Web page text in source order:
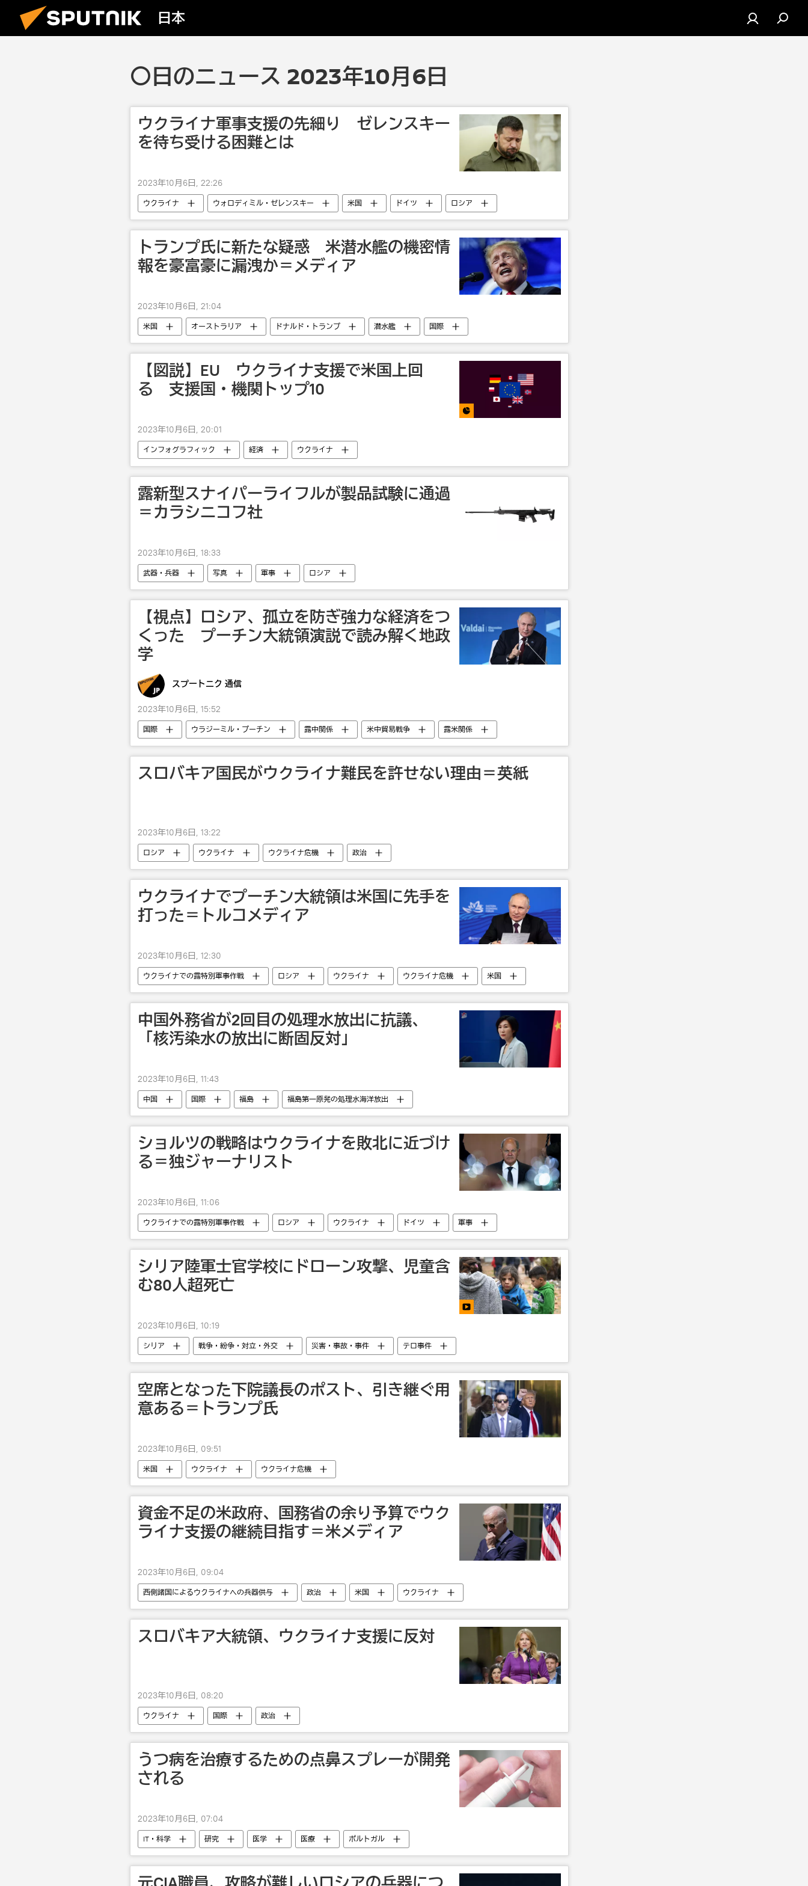
日本
〇日のニュース 2023年10月6日
ウクライナ軍事支援の先細り ゼレンスキー
を待ち受ける困難とは
2023年10月6日, 22:26
ウクライナ ウォロディミル・ゼレンスキー 米国 ドイツ
ロシア
国際
西側諸国によるウクライナへの兵器供与
トランプ氏に新たな疑惑 米潜水艦の機密情
報を豪富豪に漏洩か＝メディア
2023年10月6日, 21:04
米国 オーストラリア ドナルド・トランプ 潜水艦 国際
【図説】EU ウクライナ支援で米国上回
る 支援国・機関トップ10
2023年10月6日, 20:01
インフォグラフィック 経済 ウクライナ
露新型スナイパーライフルが製品試験に通過
＝カラシニコフ社
2023年10月6日, 18:33
武器・兵器 写真 軍事 ロシア
【視点】ロシア、孤立を防ぎ強力な経済をつ
くった プーチン大統領演説で読み解く地政
学
スプートニク 通信
2023年10月6日, 15:52
国際 ウラジーミル・プーチン 露中関係 米中貿易戦争 露米関係
スロバキア国民がウクライナ難民を許せない理由＝英紙
2023年10月6日, 13:22
ロシア ウクライナ ウクライナ危機 政治
ウクライナでプーチン大統領は米国に先手を
打った＝トルコメディア
2023年10月6日, 12:30
ウクライナでの露特別軍事作戦 ロシア ウクライナ ウクライナ危機 米国
中国外務省が2回目の処理水放出に抗議、
「核汚染水の放出に断固反対」
2023年10月6日, 11:43
中国 国際 福島 福島第一原発の処理水海洋放出
ショルツの戦略はウクライナを敗北に近づけ
る＝独ジャーナリスト
2023年10月6日, 11:06
ウクライナでの露特別軍事作戦 ロシア ウクライナ ドイツ
軍事
ウクライナ危機
シリア陸軍士官学校にドローン攻撃、児童含
む80人超死亡
2023年10月6日, 10:19
シリア 戦争・紛争・対立・外交 災害・事故・事件 テロ事件
空席となった下院議長のポスト、引き継ぐ用
意ある＝トランプ氏
2023年10月6日, 09:51
米国 ウクライナ ウクライナ危機
資金不足の米政府、国務省の余り予算でウク
ライナ支援の継続目指す＝米メディア
2023年10月6日, 09:04
西側諸国によるウクライナへの兵器供与 政治 米国
ウクライナ
ウクライナ危機
武器・兵器
スロバキア大統領、ウクライナ支援に反対
2023年10月6日, 08:20
ウクライナ 国際 政治
うつ病を治療するための点鼻スプレーが開発
される
2023年10月6日, 07:04
IT・科学 研究 医学 医療 ポルトガル